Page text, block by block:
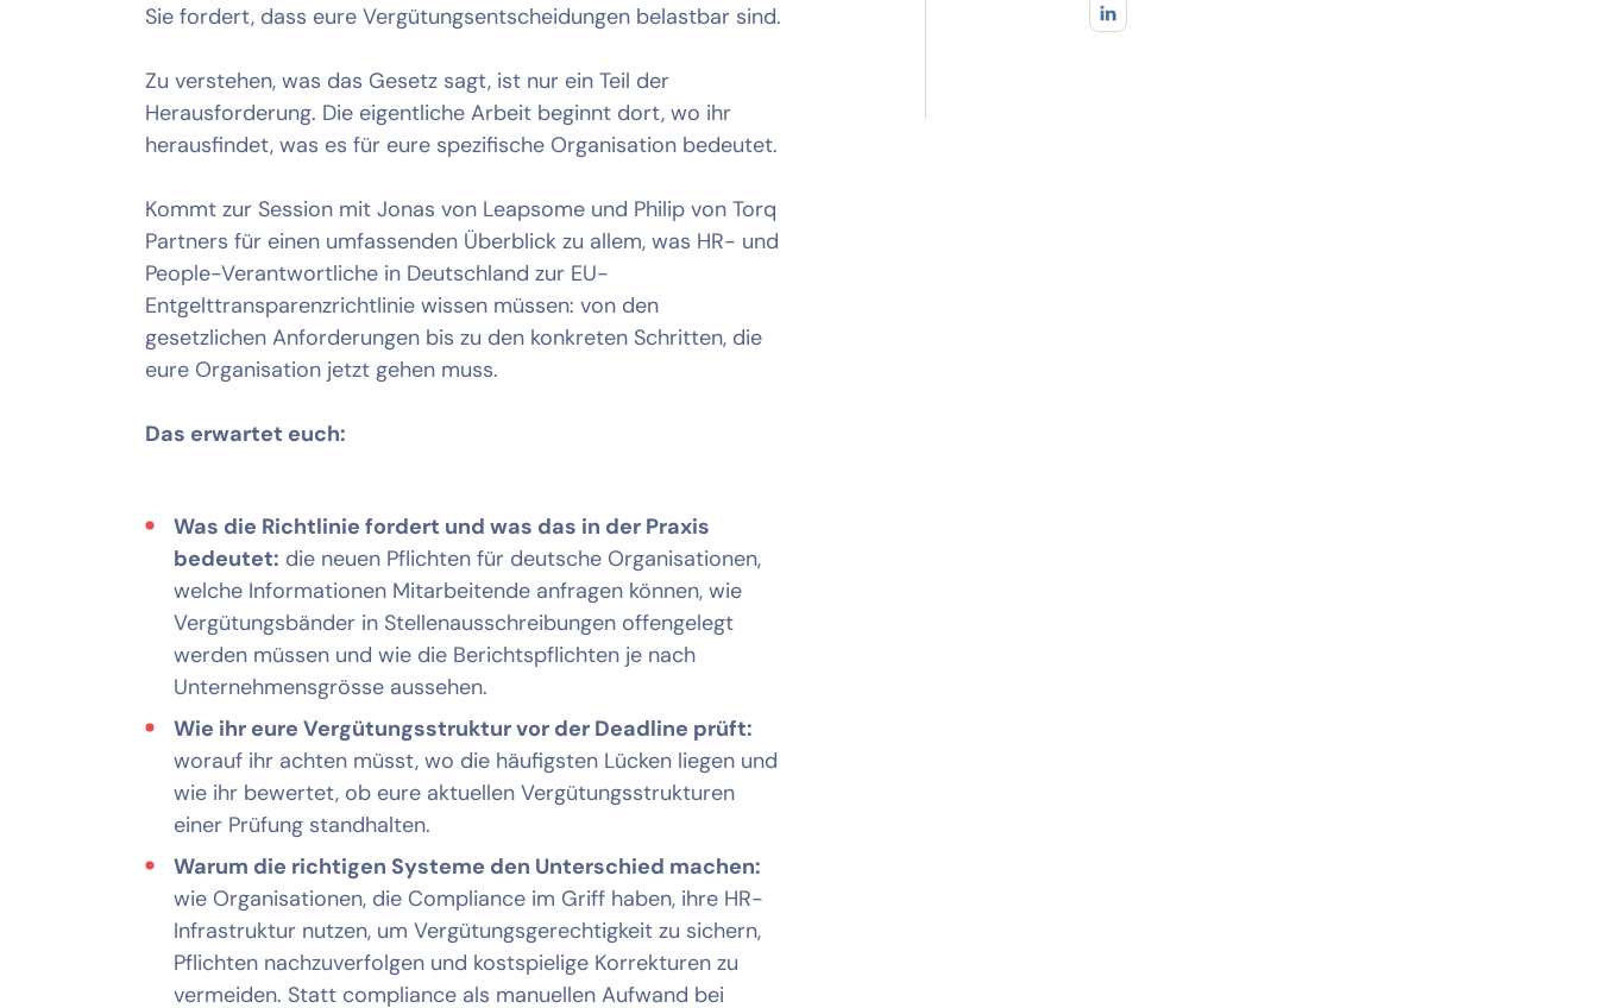
Sie fordert, dass eure Vergütungsentscheidungen belastbar sind.
Zu verstehen, was das Gesetz sagt, ist nur ein Teil der
Herausforderung. Die eigentliche Arbeit beginnt dort, wo ihr
herausfindet, was es für eure spezifische Organisation bedeutet.
Kommt zur Session mit Jonas von Leapsome und Philip von Torq
Partners für einen umfassenden Überblick zu allem, was HR- und
People-Verantwortliche in Deutschland zur EU-
Entgelttransparenzrichtlinie wissen müssen: von den
gesetzlichen Anforderungen bis zu den konkreten Schritten, die
eure Organisation jetzt gehen muss.
Das erwartet euch:
Was die Richtlinie fordert und was das in der Praxis
bedeutet: die neuen Pflichten für deutsche Organisationen,
welche Informationen Mitarbeitende anfragen können, wie
Vergütungsbänder in Stellenausschreibungen offengelegt
werden müssen und wie die Berichtspflichten je nach
Unternehmensgrösse aussehen.
Wie ihr eure Vergütungsstruktur vor der Deadline prüft:
worauf ihr achten müsst, wo die häufigsten Lücken liegen und
wie ihr bewertet, ob eure aktuellen Vergütungsstrukturen
einer Prüfung standhalten.
Warum die richtigen Systeme den Unterschied machen:
wie Organisationen, die Compliance im Griff haben, ihre HR-
Infrastruktur nutzen, um Vergütungsgerechtigkeit zu sichern,
Pflichten nachzuverfolgen und kostspielige Korrekturen zu
vermeiden. Statt compliance als manuellen Aufwand bei